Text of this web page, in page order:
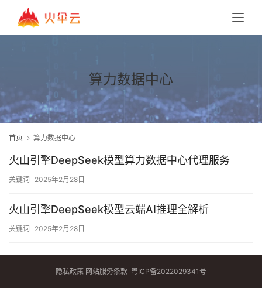
算力数据中心
首页 算力数据中心
火山引擎DeepSeek模型算力数据中心代理服务
关键词 2025年2月28日
火山引擎DeepSeek模型云端AI推理全解析
关键词 2025年2月28日
隐私政策 网站服务条款 粤ICP备2022029341号